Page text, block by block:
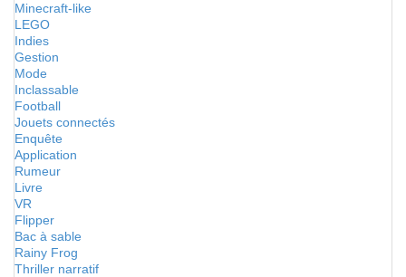
Minecraft-like
LEGO
Indies
Gestion
Mode
Inclassable
Football
Jouets connectés
Enquête
Application
Rumeur
Livre
VR
Flipper
Bac à sable
Rainy Frog
Thriller narratif